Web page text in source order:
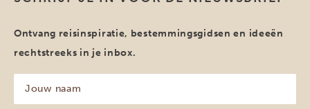
Ontvang reisinspiratie, bestemmingsgidsen en ideeën
rechtstreeks in je inbox.
naam